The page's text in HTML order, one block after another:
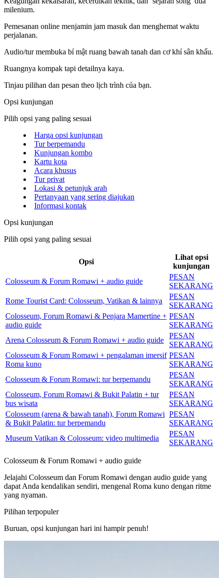
milenium.
Pemesanan online menjamin jam masuk dan menghemat waktu
perjalanan.
Audio/tur membuka bí mật ruang bawah tanah dan cơ khí sân khấu.
Ruangnya kompak tapi detailnya kaya.
Tinjau pilihan dan pesan theo lịch trình của bạn.
Opsi kunjungan
Pilih opsi yang paling sesuai
Harga opsi kunjungan
Tur berpemandu
Kunjungan kombo
Kartu kota
Acara khusus
Tur privat
Lokasi & petunjuk arah
Pertanyaan yang sering diajukan
Informasi kontak
Opsi kunjungan
Pilih opsi yang paling sesuai
Opsi
Lihat opsi
kunjungan
Colosseum & Forum Romawi + audio guide
PESAN
SEKARANG
Rome Tourist Card: Colosseum, Vatikan & lainnya
PESAN
SEKARANG
Colosseum, Forum Romawi & Penjara Mamertine +
audio guide
PESAN
SEKARANG
Arena Colosseum & Forum Romawi + audio guide
PESAN
SEKARANG
Colosseum & Forum Romawi + pengalaman imersif
Roma kuno
PESAN
SEKARANG
Colosseum & Forum Romawi: tur berpemandu
PESAN
SEKARANG
Colosseum, Forum Romawi & Bukit Palatin + tur
bus wisata
PESAN
SEKARANG
Colosseum (arena & bawah tanah), Forum Romawi
& Bukit Palatin: tur berpemandu
PESAN
SEKARANG
Museum Vatikan & Colosseum: video multimedia
PESAN
SEKARANG
Colosseum & Forum Romawi + audio guide
Jelajahi Colosseum dan Forum Romawi dengan audio guide yang
dapat Anda kendalikan sendiri, mengenal Roma kuno dengan ritme
yang nyaman.
Pilihan terpopuler
Buruan, opsi kunjungan hari ini hampir penuh!